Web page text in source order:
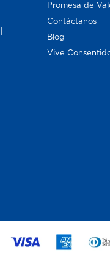
Promesa de
Contáctanos
Blog
Vive